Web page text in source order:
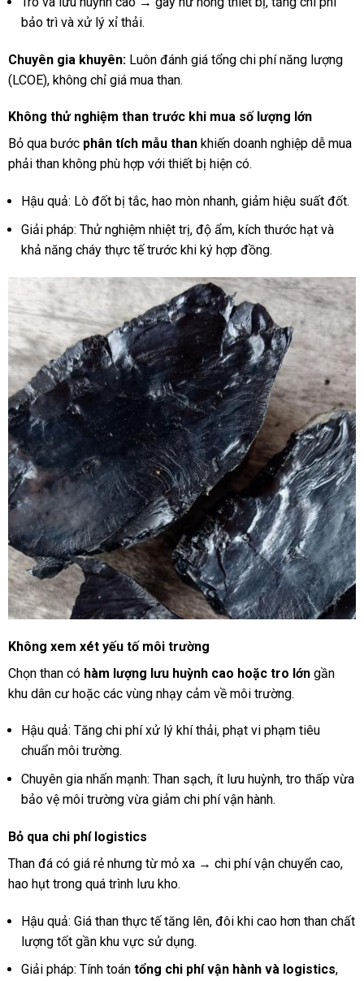
bảo trì và xử lý xỉ thải.
Chuyên gia khuyên:Luôn đánh giá tổng chi phí năng lượng
(LCOE), không chỉ giá mua than.
Không thử nghiệm than trước khi mua số lượng lớn
Bỏ qua bước phân tích mẫu thankhiến doanh nghiệp dễ mua
phải than không phù hợp với thiết bị hiện có.
Hậu quả: Lò đốt bị tắc, hao mòn nhanh, giảm hiệu suất đốt.
Giải pháp: Thử nghiệm nhiệt trị, độ ẩm, kích thước hạt và
khả năng cháy thực tế trước khi ký hợp đồng.
Không xem xét yếu tố môi trường
Chọn than có hàm lượng lưu huỳnh cao hoặc tro lớngần
khu dân cư hoặc các vùng nhạy cảm về môi trường.
Hậu quả: Tăng chi phí xử lý khí thải, phạt vi phạm tiêu
chuẩn môi trường.
Chuyên gia nhấn mạnh: Than sạch, ít lưu huỳnh, tro thấp vừa
bảo vệ môi trường vừa giảm chi phí vận hành.
Bỏ qua chi phí logistics
Than đá có giá rẻ nhưng từ mỏ xa → chi phí vận chuyển cao,
hao hụt trong quá trình lưu kho.
Hậu quả: Giá than thực tế tăng lên, đôi khi cao hơn than chất
lượng tốt gần khu vực sử dụng.
Giải pháp: Tính toán tổng chi phí vận hành và logistics,